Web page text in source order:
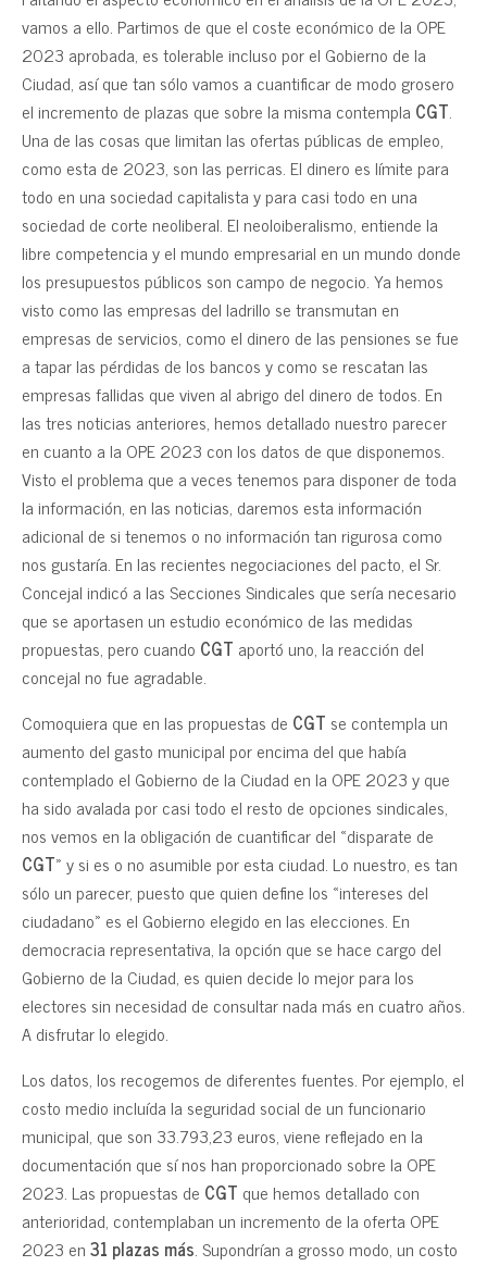
vamos a ello. Partimos de que el coste económico de la OPE
2023 aprobada, es tolerable incluso por el Gobierno de la
Ciudad, así que tan sólo vamos a cuantificar de modo grosero
el incremento de plazas que sobre la misma contempla CGT.
Una de las cosas que limitan las ofertas públicas de empleo,
como esta de 2023, son las perricas. El dinero es límite para
todo en una sociedad capitalista y para casi todo en una
sociedad de corte neoliberal. El neoloiberalismo, entiende la
libre competencia y el mundo empresarial en un mundo donde
los presupuestos públicos son campo de negocio. Ya hemos
visto como las empresas del ladrillo se transmutan en
empresas de servicios, como el dinero de las pensiones se fue
a tapar las pérdidas de los bancos y como se rescatan las
empresas fallidas que viven al abrigo del dinero de todos. En
las tres noticias anteriores, hemos detallado nuestro parecer
en cuanto a la OPE 2023 con los datos de que disponemos.
Visto el problema que a veces tenemos para disponer de toda
la información, en las noticias, daremos esta información
adicional de si tenemos o no información tan rigurosa como
nos gustaría. En las recientes negociaciones del pacto, el Sr.
Concejal indicó a las Secciones Sindicales que sería necesario
que se aportasen un estudio económico de las medidas
propuestas, pero cuando CGT aportó uno, la reacción del
concejal no fue agradable.
Comoquiera que en las propuestas de CGT se contempla un
aumento del gasto municipal por encima del que había
contemplado el Gobierno de la Ciudad en la OPE 2023 y que
ha sido avalada por casi todo el resto de opciones sindicales,
nos vemos en la obligación de cuantificar del «disparate de
CGT» y si es o no asumible por esta ciudad. Lo nuestro, es tan
sólo un parecer, puesto que quien define los «intereses del
ciudadano» es el Gobierno elegido en las elecciones. En
democracia representativa, la opción que se hace cargo del
Gobierno de la Ciudad, es quien decide lo mejor para los
electores sin necesidad de consultar nada más en cuatro años.
A disfrutar lo elegido.
Los datos, los recogemos de diferentes fuentes. Por ejemplo, el
costo medio incluída la seguridad social de un funcionario
municipal, que son 33.793,23 euros, viene reflejado en la
documentación que sí nos han proporcionado sobre la OPE
2023. Las propuestas de CGT que hemos detallado con
anterioridad, contemplaban un incremento de la oferta OPE
2023 en31 plazas más. Supondrían a grosso modo, un costo